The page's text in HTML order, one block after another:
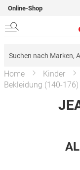
Online-Shop
Home Kinder
Bekleidung (140-176)